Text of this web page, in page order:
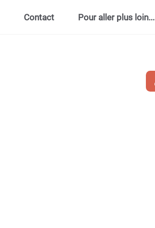
Contact Pour aller plus loin...